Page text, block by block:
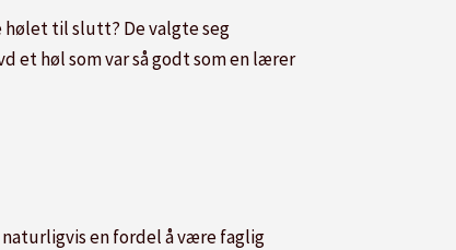
hølet til slutt? De valgte seg
et høl som var så godt som en lærer
en fordel å være faglig